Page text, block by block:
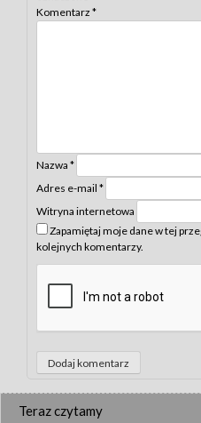
Komentarz *
Nazwa *
Adres e-mail *
Witryna internetowa
Zapamiętaj moje dane w tej
kolejnych komentarzy.
Teraz czytamy